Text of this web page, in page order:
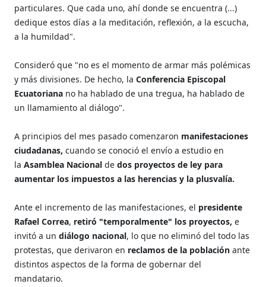
particulares. Que cada uno, ahí donde se encuentra (...)
dedique estos días a la meditación, reflexión, a la escucha,
a la humildad".
Consideró que "no es el momento de armar más polémicas
y más divisiones. De hecho, la Conferencia Episcopal
Ecuatoriana no ha hablado de una tregua, ha hablado de
un llamamiento al diálogo".
A principios del mes pasado comenzaron manifestaciones
ciudadanas, cuando se conoció el envío a estudio en
la Asamblea Nacional de dos proyectos de ley para
aumentar los impuestos a las herencias y la plusvalía.
Ante el incremento de las manifestaciones, el presidente
Rafael Correa, retiró "temporalmente" los proyectos, e
invitó a un diálogo nacional, lo que no eliminó del todo las
protestas, que derivaron en reclamos de la poblaciónante
distintos aspectos de la forma de gobernar del
mandatario.